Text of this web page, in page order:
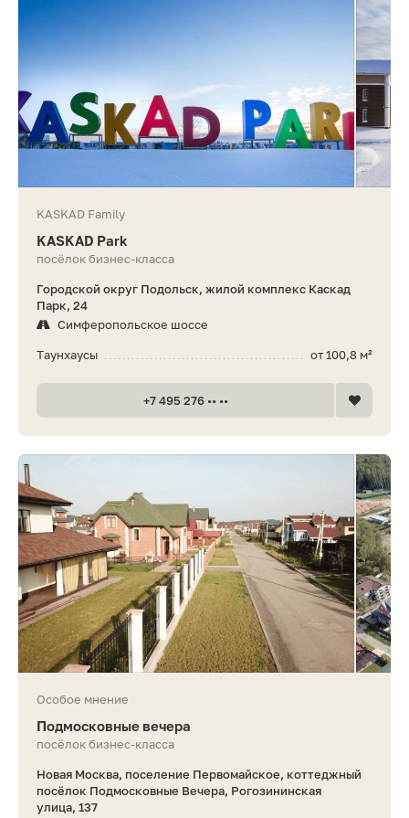
KASKAD Family
KASKAD Park
посёлок бизнес-класса
Городской округ Подольск, жилой комплекс Каскад
Парк, 24
Симферопольское шоссе
от 100,8 м²
Таунхаусы
+7 495 276 •• ••
Особое мнение
Подмосковные вечера
посёлок бизнес-класса
Новая Москва, поселение Первомайское, коттеджный
посёлок Подмосковные Вечера, Рогозининская
улица, 137